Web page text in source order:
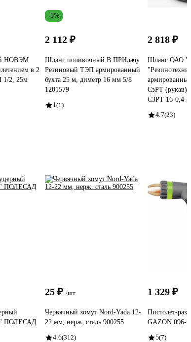
НОВЭМ
в 2
1/2, 25м
-5%
2 112 ₽
Шланг поливочный В ПРИдачу
Резиновый ТЭП армированный
бухта 25 м, диметр 16 мм 5/8
1201579
1(1)
2 818 ₽
Шланг ОАО
СзРТ (рукав)
СЗРТ 16-0,4-
4.7(23)
ПОЛЕСАД
25 ₽ /шт
Червячный хомут Nord-Yada 12-
22 мм, нерж. сталь 900255
4.6(312)
1 329 ₽
Пистолет-
GAZON 096-
5(7)